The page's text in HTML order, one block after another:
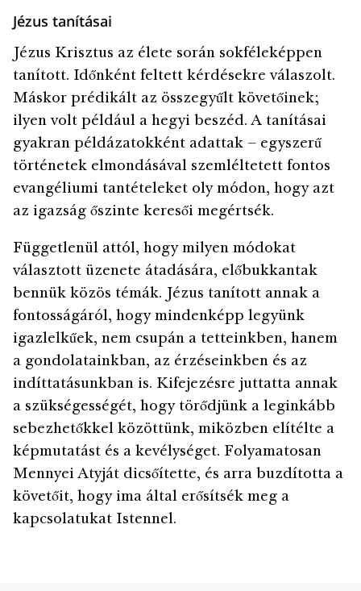
Jézus tanításai
Jézus Krisztus az élete során sokféleképpen
tanított. Időnként feltett kérdésekre válaszolt.
Máskor prédikált az összegyűlt követőinek;
ilyen volt például a hegyi beszéd. A tanításai
gyakran példázatokként adattak – egyszerű
történetek elmondásával szemléltetett fontos
evangéliumi tantételeket oly módon, hogy azt
az igazság őszinte keresői megértsék.
Függetlenül attól, hogy milyen módokat
választott üzenete átadására, előbukkantak
bennük közös témák. Jézus tanított annak a
fontosságáról, hogy mindenképp legyünk
igazlelkűek, nem csupán a tetteinkben, hanem
a gondolatainkban, az érzéseinkben és az
indíttatásunkban is. Kifejezésre juttatta annak
a szükségességét, hogy törődjünk a leginkább
sebezhetőkkel közöttünk, miközben elítélte a
képmutatást és a kevélységet. Folyamatosan
Mennyei Atyját dicsőítette, és arra buzdította a
követőit, hogy ima által erősítsék meg a
kapcsolatukat Istennel.